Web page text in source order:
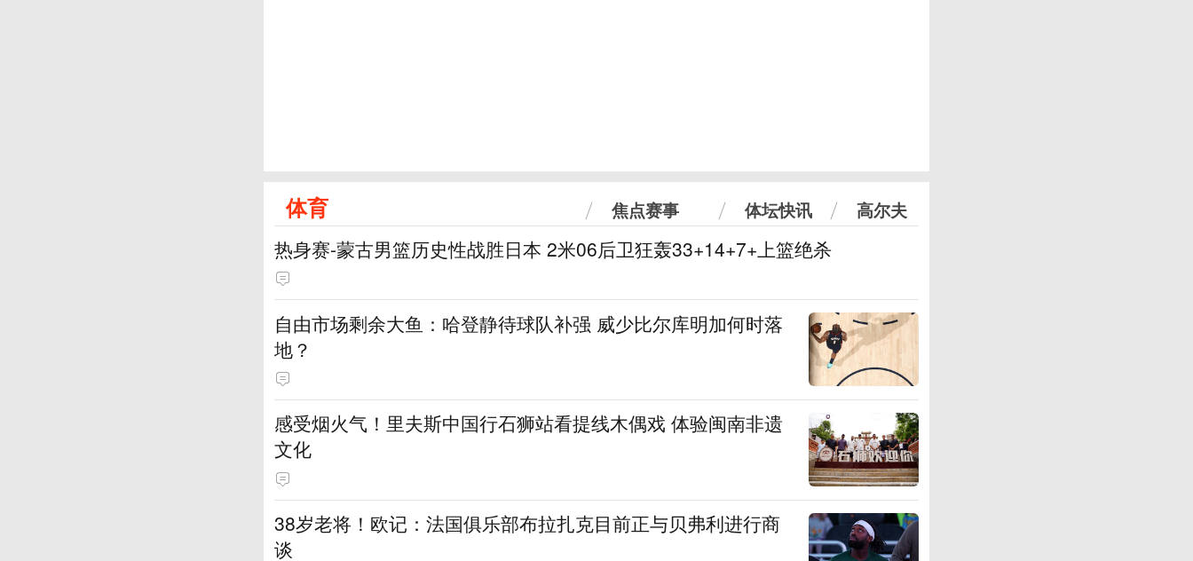
体育 焦点赛事 体坛快讯 高尔夫
热身赛-蒙古男篮历史性战胜日本 2米06后卫狂轰33+14+7+上篮绝杀
自由市场剩余大鱼：哈登静待球队补强 威少比尔库明加何时落
地？
感受烟火气！里夫斯中国行石狮站看提线木偶戏 体验闽南非遗
文化
38岁老将！欧记：法国俱乐部布拉扎克目前正与贝弗利进行商
谈